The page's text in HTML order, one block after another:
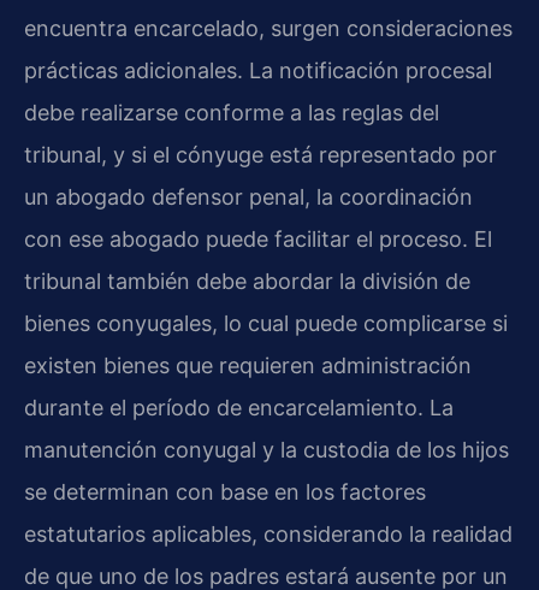
encuentra encarcelado, surgen consideraciones
prácticas adicionales. La notificación procesal
debe realizarse conforme a las reglas del
tribunal, y si el cónyuge está representado por
un abogado defensor penal, la coordinación
con ese abogado puede facilitar el proceso. El
tribunal también debe abordar la división de
bienes conyugales, lo cual puede complicarse si
existen bienes que requieren administración
durante el período de encarcelamiento. La
manutención conyugal y la custodia de los hijos
se determinan con base en los factores
estatutarios aplicables, considerando la realidad
de que uno de los padres estará ausente por un